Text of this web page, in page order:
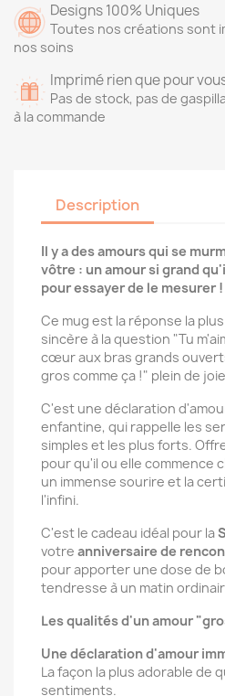
Designs 100% Uniques
Toutes nos créations sont
nos soins
Imprimé rien que pour
Pas de stock, pas de
à la commande
Description
Il y a des amours qui se
vôtre : un amour si grand
pour essayer de le mesurer !
Ce mug est la réponse la
sincère à la question "Tu
cœur aux bras grands
gros comme ça !" plein de
C'est une déclaration
enfantine, qui rappelle les
simples et les plus forts.
pour qu'il ou elle commence
un immense sourire et la
l'infini.
C'est le cadeau idéal pour la
votre anniversaire de
pour apporter une dose de
tendresse à un matin
Les qualités d'un amour
Une déclaration d'amour
La façon la plus adorable de
sentiments.